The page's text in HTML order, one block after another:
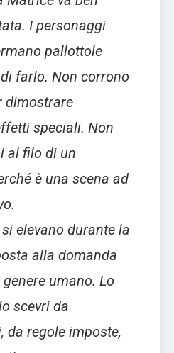
I personaggi
pallottole
farlo. Non corrono
dimostrare
speciali. Non
al filo di un
è una scena ad
elevano durante la
alla domanda
umano. Lo
scevri da
da regole imposte,